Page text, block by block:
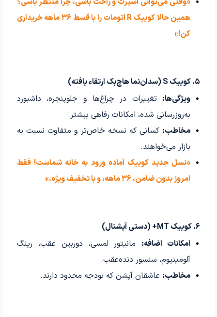
همین حالا کوییک R اتومات را با قسط ۳۶ ماهه خریداری
کن!»
۵. کوییک S (سدان‌نما هاچ‌بک ارتقاء یافته)
ویژگی‌ها: تغییرات در چراغ‌ها و جلوپنجره، داشبورد
به‌روزرسانی شده، امکانات رفاهی بیشتر.
مخاطب: کسانی که نسخه خاص‌تر و متفاوت نسبت به
بازار می‌خواهند.
«نسل جدید کوییک آماده ورود به خانه شماست! فقط
امروز بدون ضامن، ۳۶ ماهه، و با تخفیف ویژه.»
۶. کوییک MT+ (دستی آپشنال)
امکانات اضافه: مانیتور لمسی، دوربین عقب، رینگ
آلومینیوم، سنسور دنده‌عقب.
مخاطب: عاشقان آپشن که بودجه محدود دارند.